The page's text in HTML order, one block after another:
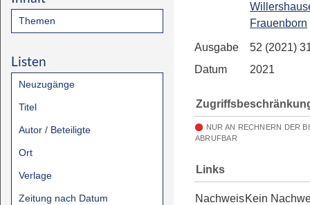
Themen
Listen
Neuzugänge
Titel
Autor / Beteiligte
Ort
Verlage
Zeitung nach Datum
Frauenborn
Ausgabe
52 (2021)
Datum
2021
NUR AN RECHNERN DER
ABRUFBAR
Links
NachweisKein